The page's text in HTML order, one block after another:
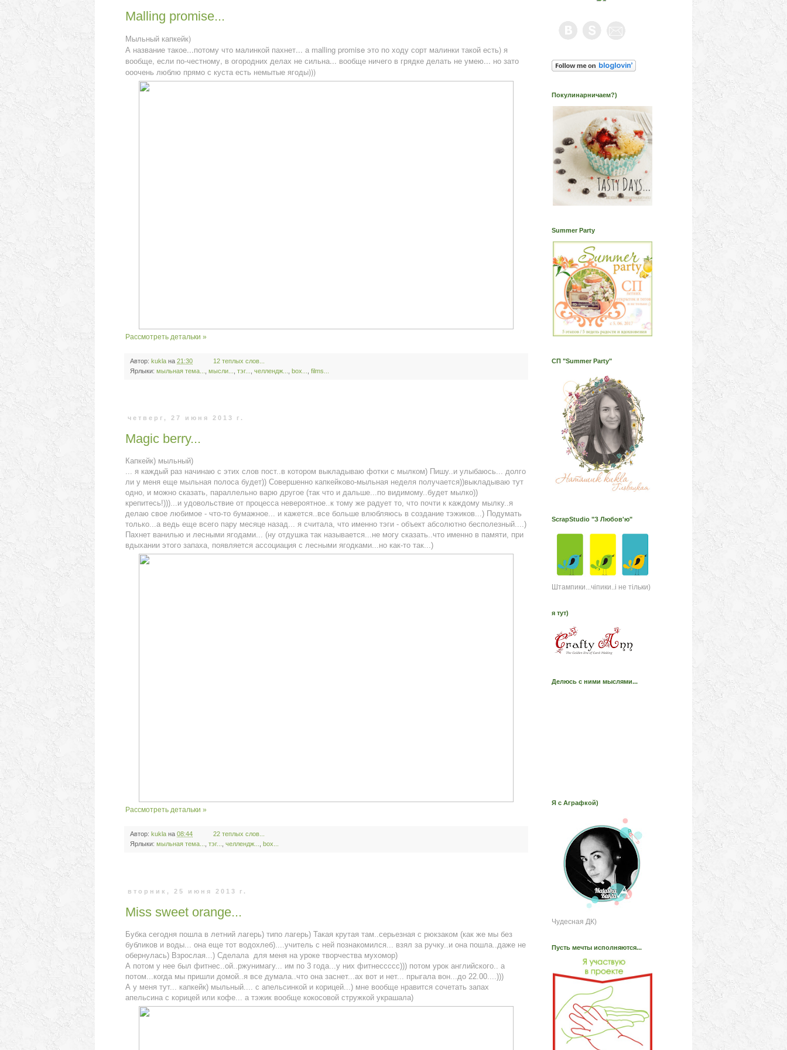
Malling promise...
Мыльный капкейк)
А название такое...потому что малинкой пахнет... а malling promise это по ходу сорт малинки такой есть) я
вообще, если по-честному, в огородних делах не сильна... вообще ничего в грядке делать не умею... но зато
ооочень люблю прямо с куста есть немытые ягоды)))
Рассмотреть детальки »
Автор: kukla на 21:30
12 теплых слов...
Ярлыки: мыльная тема... мысли... тэг... челлендж... box... films...
четверг, 27 июня 2013 г.
Magic berry...
Капкейк) мыльный)
... я каждый раз начинаю с этих слов пост..в котором выкладываю фотки с мылком) Пишу..и улыбаюсь... долго
ли у меня еще мыльная полоса будет)) Совершенно капкейково-мыльная неделя получается))выкладываю тут
одно, и можно сказать, параллельно варю другое (так что и дальше...по видимому..будет мылко))
крепитесь!)))...и удовольствие от процесса невероятное..к тому же радует то, что почти к каждому мылку..я
делаю свое любимое - что-то бумажное... и кажется..все больше влюбляюсь в создание тэжиков...) Подумать
только...а ведь еще всего пару месяце назад... я считала, что именно тэги - объект абсолютно бесполезный....)
Пахнет ванилью и лесными ягодами... (ну отдушка так называется...не могу сказать..что именно в памяти, при
вдыхании этого запаха, появляется ассоциация с лесными ягодками...но как-то так...)
Рассмотреть детальки »
Автор: kukla на 08:44
22 теплых слов...
Ярлыки: мыльная тема... тэг... челлендж... box...
вторник, 25 июня 2013 г.
Miss sweet orange...
Бубка сегодня пошла в летний лагерь) типо лагерь) Такая крутая там..серьезная с рюкзаком (как же мы без
бубликов и воды... она еще тот водохлеб)....учитель с ней познакомился... взял за ручку..и она пошла..даже не
обернулась) Взрослая...) Сделала для меня на уроке творчества мухомор)
А потом у нее был фитнес..ой..ржунимагу... им по 3 года...у них фитнессссс))) потом урок английского.. а
потом...когда мы пришли домой..я все думала..что она заснет...ах вот и нет... прыгала вон...до 22.00....)))
А у меня тут... капкейк) мыльный.... с апельсинкой и корицей...) мне вообще нравится сочетать запах
апельсина с корицей или кофе... а тэжик вообще кокосовой стружкой украшала)
Покулинарничаем?)
Summer Party
СП "Summer Party"
ScrapStudio "З Любов'ю"
Штампики...чіпики..і не тільки)
я тут)
Делюсь с ними мыслями...
Я с Аграфкой)
Чудесная ДК)
Пусть мечты исполняются...